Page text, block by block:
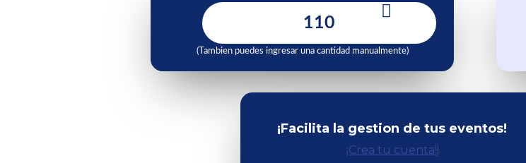
(Tambien puedes ingresar una cantidad manualmente)
¡Facilita la gestion de tus eventos!
¡Crea tu cuenta!